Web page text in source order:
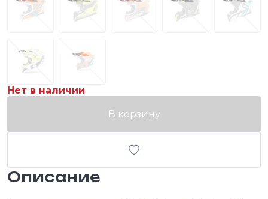
Описание
Нет в наличии
В корзину